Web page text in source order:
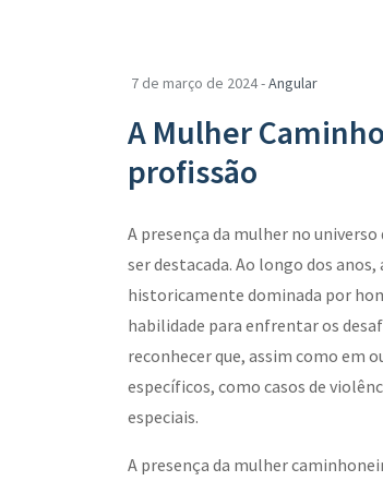
7 de março de 2024 -Angular
A Mulher
profissão
A presença da mulher no
ser destacada. Ao longo dos
historicamente dominada por
habilidade para enfrentar os
reconhecer que, assim como em
específicos, como casos de
especiais.
A presença da mulher